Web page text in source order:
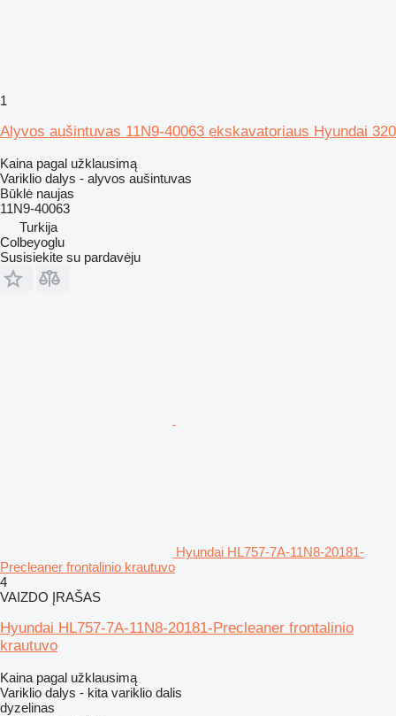
1
Alyvos aušintuvas 11N9-40063 ekskavatoriaus Hyundai 320
Kaina pagal užklausimą
Variklio dalys - alyvos aušintuvas
Būklė naujas
11N9-40063
Turkija
Colbeyoglu
Susisiekite su pardavėju
Hyundai HL757-7A-11N8-20181-
Precleaner frontalinio krautuvo
4
VAIZDO ĮRAŠAS
Hyundai HL757-7A-11N8-20181-Precleaner frontalinio
krautuvo
Kaina pagal užklausimą
Variklio dalys - kita variklio dalis
dyzelinas